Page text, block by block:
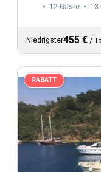
12 Gäste 13
Niedrigster455 € /
RABATT